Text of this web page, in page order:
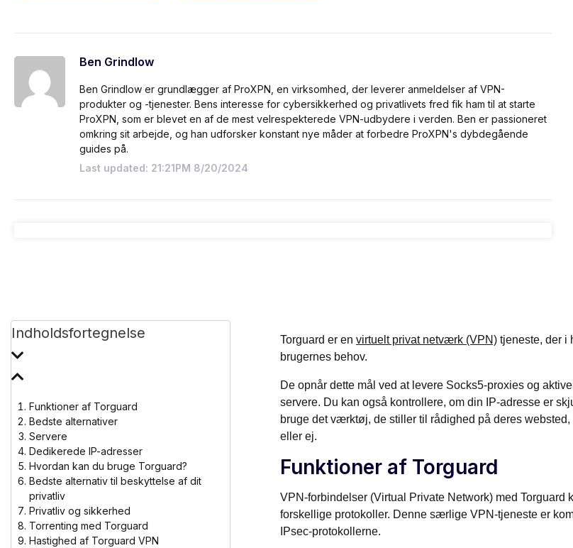
Ben Grindlow
Ben Grindlow er grundlægger af ProXPN, en virksomhed, der leverer anmeldelser af VPN-
produkter og -tjenester. Bens interesse for cybersikkerhed og privatlivets fred fik ham til at starte
ProXPN, som er blevet en af de mest velrespekterede VPN-udbydere i verden. Ben er passioneret
omkring sit arbejde, og han udforsker konstant nye måder at forbedre ProXPN's dybdegående
guides på.
Last updated: 21:21PM 8/20/2024
Indholdsfortegnelse
Funktioner af Torguard
Bedste alternativer
Servere
Dedikerede IP-adresser
Hvordan kan du bruge Torguard?
Bedste alternativ til beskyttelse af dit
privatliv
Privatliv og sikkerhed
Torrenting med Torguard
Hastighed af Torguard VPN
Torguard er en virtuelt privat netværk (VPN)tjeneste, der i
brugernes behov.
De opnår dette mål ved at levere Socks5-proxies og
servere. Du kan også kontrollere, om din IP-adresse er
bruge det værktøj, de stiller til rådighed på deres
eller ej.
Funktioner af Torguard
VPN-forbindelser (Virtual Private Network) med
forskellige protokoller. Denne særlige VPN-tjeneste er
IPsec-protokollerne.